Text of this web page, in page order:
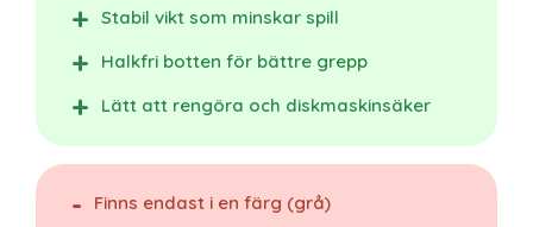
Stabil vikt som minskar spill
Halkfri botten för bättre grepp
Lätt att rengöra och diskmaskinsäker
Finns endast i en färg (grå)